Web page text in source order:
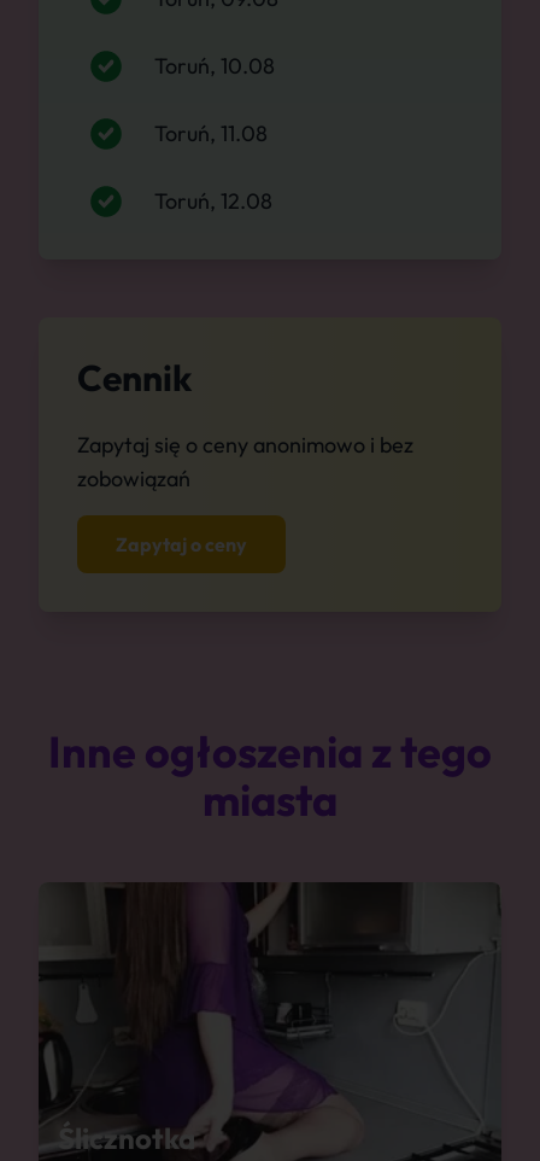
Toruń, 10.08
Toruń, 11.08
Toruń, 12.08
Cennik
Zapytaj się o ceny anonimowo i bez
zobowiązań
Zapytaj o ceny
Inne ogłoszenia z tego
miasta
Ślicznotka